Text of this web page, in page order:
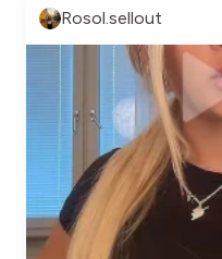
Rosol.sellout